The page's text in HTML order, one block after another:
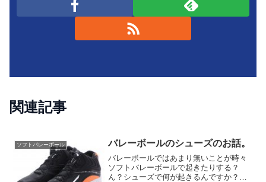
関連記事
ソフトバレーボール バレーボールのシューズのお話。
バレーボールではあまり無いことが時々
ソフトバレーボールで起きたりする？
ん？シューズで何が起きるんですか？い